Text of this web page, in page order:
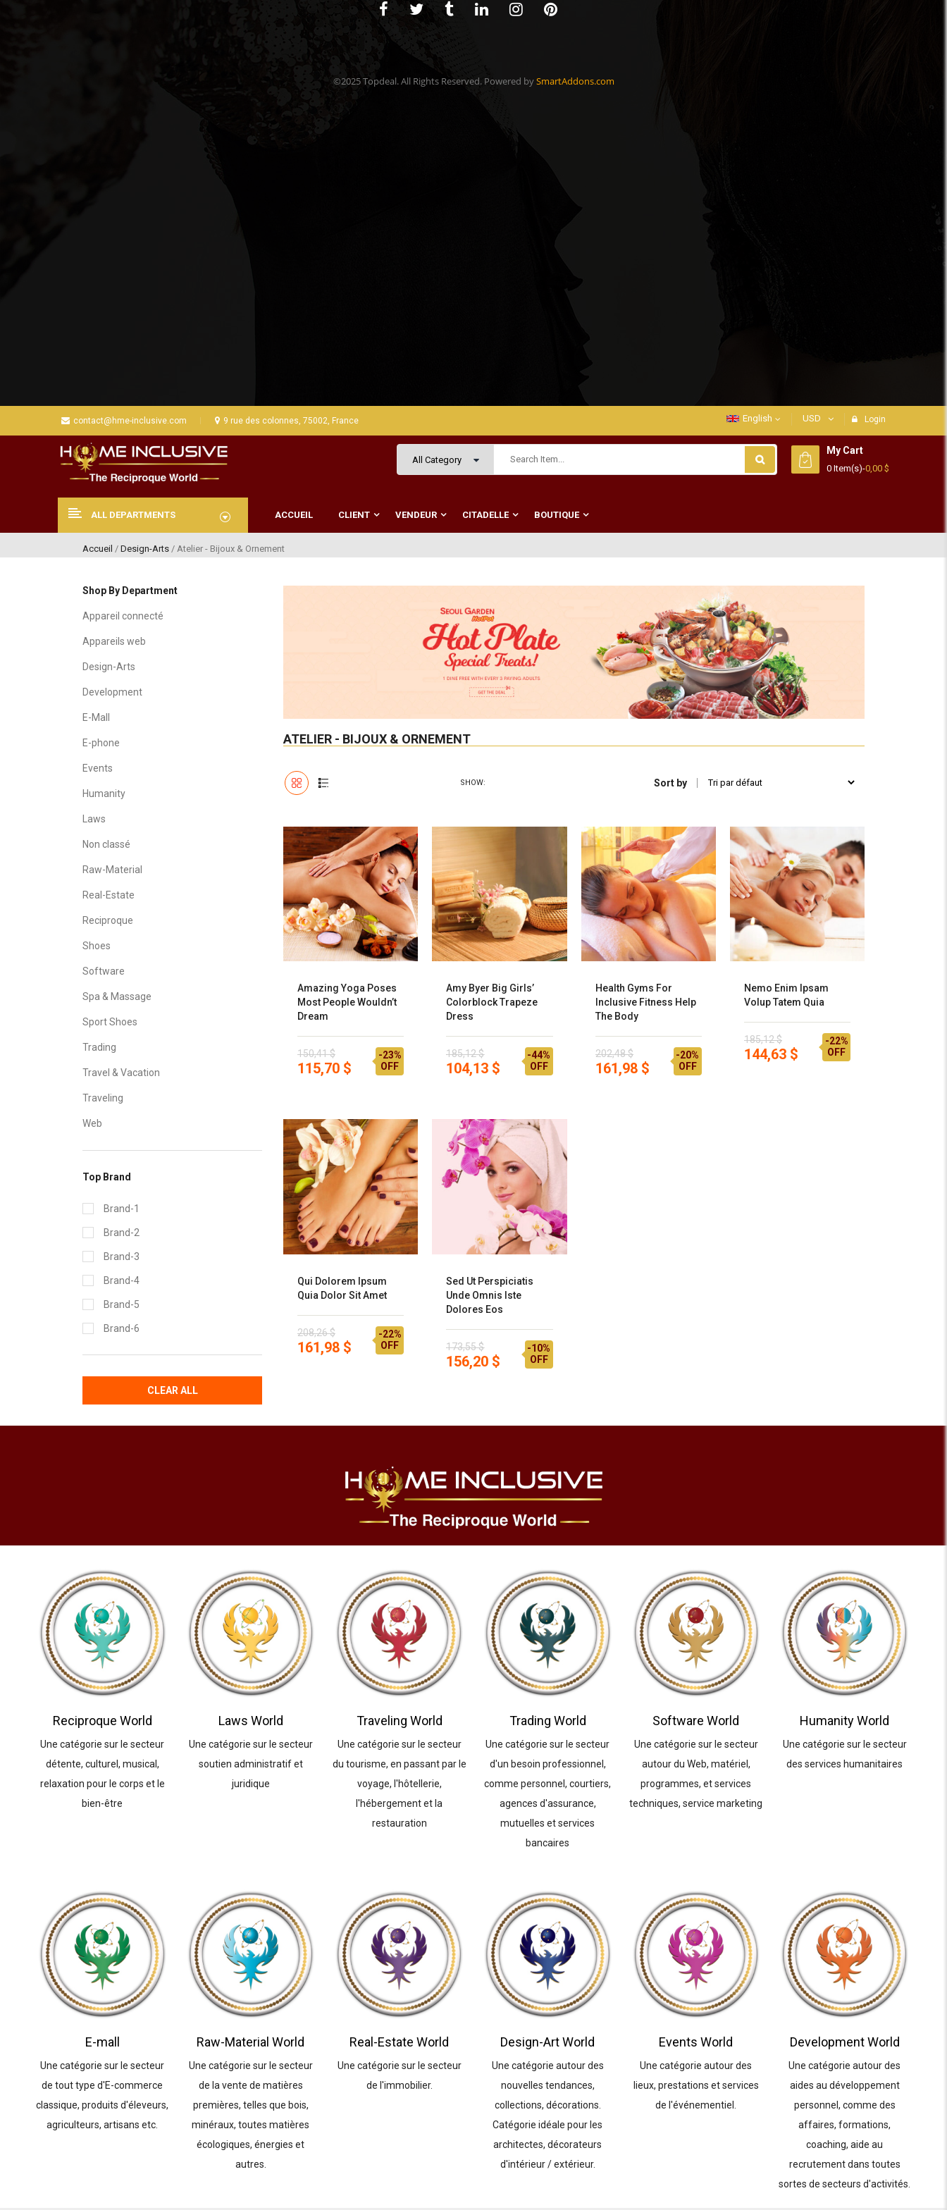
©2025 Topdeal. All Rights Reserved. Powered bySmartAddons.com
contact@hme-inclusive.com 9 rue des colonnes, 75002, France English USD Login
My Cart
0 Item(s)-0,00 $
ALL DEPARTMENTS ACCUEIL CLIENT VENDEUR CITADELLE BOUTIQUE
Accueil / Design-Arts / Atelier - Bijoux & Ornement
Shop By Department
Appareil connecté
Appareils web
Design-Arts
Development
E-Mall
E-phone
Events
Humanity
Laws
Non classé
Raw-Material
Real-Estate
Reciproque
Shoes
Software
Spa & Massage
Sport Shoes
Trading
Travel & Vacation
Traveling
Web
Top Brand
Brand-1
Brand-2
Brand-3
Brand-4
Brand-5
Brand-6
CLEAR ALL
ATELIER - BIJOUX & ORNEMENT
SHOW: Sort by
Amazing Yoga Poses
Most People Wouldn’t
Dream
150,41 $
115,70 $
-23%
OFF
Amy Byer Big Girls’
Colorblock Trapeze
Dress
185,12 $
104,13 $
-44%
OFF
Health Gyms For
Inclusive Fitness Help
The Body
202,48 $
161,98 $
-20%
OFF
Nemo Enim Ipsam
Volup Tatem Quia
185,12 $
144,63 $
-22%
OFF
Qui Dolorem Ipsum
Quia Dolor Sit Amet
208,26 $
161,98 $
-22%
OFF
Sed Ut Perspiciatis
Unde Omnis Iste
Dolores Eos
173,55 $
156,20 $
-10%
OFF
Reciproque World
Une catégorie sur le secteur
détente, culturel, musical,
relaxation pour le corps et le
bien-être
Laws World
Une catégorie sur le secteur
soutien administratif et
juridique
Traveling World
Une catégorie sur le secteur
du tourisme, en passant par le
voyage, l'hôtellerie,
l'hébergement et la
restauration
Trading World
Une catégorie sur le secteur
d'un besoin professionnel,
comme personnel, courtiers,
agences d'assurance,
mutuelles et services
bancaires
Software World
Une catégorie sur le secteur
autour du Web, matériel,
programmes, et services
techniques, service marketing
Humanity World
Une catégorie sur le secteur
des services humanitaires
E-mall
Une catégorie sur le secteur
de tout type d'E-commerce
classique, produits d'éleveurs,
agriculteurs, artisans etc.
Raw-Material World
Une catégorie sur le secteur
de la vente de matières
premières, telles que bois,
minéraux, toutes matières
écologiques, énergies et
autres.
Real-Estate World
Une catégorie sur le secteur
de l'immobilier.
Design-Art World
Une catégorie autour des
nouvelles tendances,
collections, décorations.
Catégorie idéale pour les
architectes, décorateurs
d'intérieur / extérieur.
Events World
Une catégorie autour des
lieux, prestations et services
de l'événementiel.
Development World
Une catégorie autour des
aides au développement
personnel, comme des
affaires, formations,
coaching, aide au
recrutement dans toutes
sortes de secteurs d'activités.